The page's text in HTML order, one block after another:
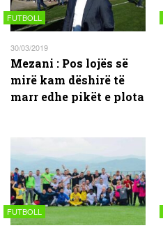
FUTBOLL
30/03/2019
Mezani : Pos lojës së
mirë kam dëshirë të
marr edhe pikët e plota
FUTBOLL